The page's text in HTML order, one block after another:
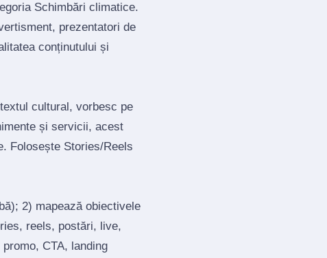
Schimbări climatice.
prezentatori de
conținutului și
cultural, vorbesc pe
și servicii, acest
Folosește Stories/Reels
2) mapează obiectivele
reels, postări, live,
CTA, landing